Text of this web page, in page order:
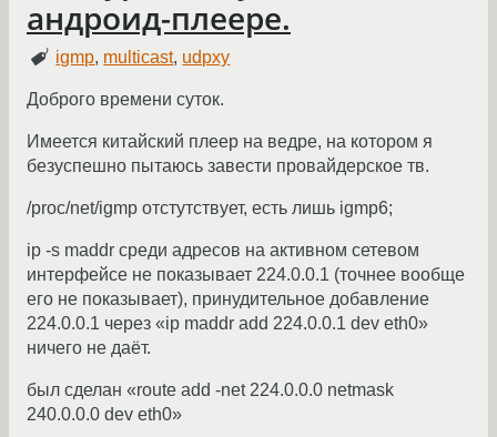
андроид-плеере.
igmp, multicast, udpxy
Доброго времени суток.
Имеется китайский плеер на ведре, на котором я
безуспешно пытаюсь завести провайдерское тв.
/proc/net/igmp отстутствует, есть лишь igmp6;
ip -s maddr среди адресов на активном сетевом
интерфейсе не показывает 224.0.0.1 (точнее вообще
его не показывает), принудительное добавление
224.0.0.1 через «ip maddr add 224.0.0.1 dev eth0»
ничего не даёт.
был сделан «route add -net 224.0.0.0 netmask
240.0.0.0 dev eth0»